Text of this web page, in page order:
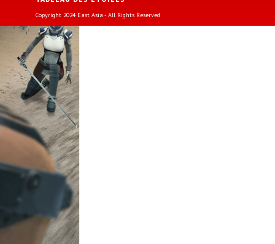
Copyright 2024 East Asia - All Rights Reserved